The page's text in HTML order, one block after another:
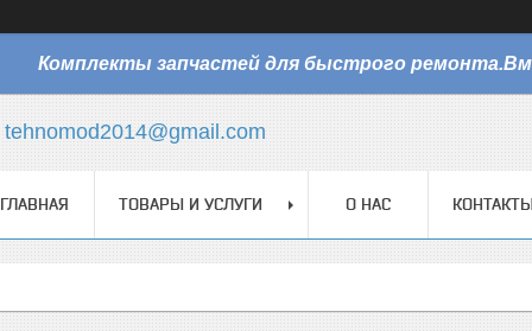
Комплекты запчастей для быстрого
tehnomod2014@gmail.com
ГЛАВНАЯ ТОВАРЫ И УСЛУГИ О НАС КОНТАКТЫ